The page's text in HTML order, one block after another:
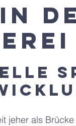
jeher als